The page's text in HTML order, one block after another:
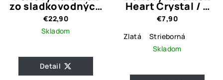
zo sladkovodných
perál 2.
€22,90
Skladom
Detail
Heart Crystal / 2
prevedenia
€7,90
Zlatá
Strieborná
Skladom